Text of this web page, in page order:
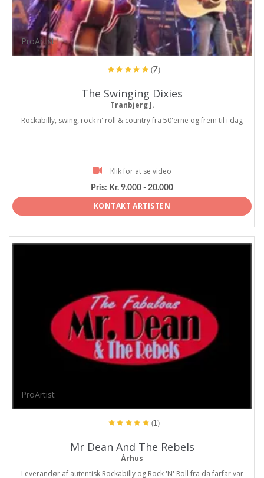
ProArtist
(7)
The Swinging Dixies
Tranbjerg J.
Rockabilly, swing, rock n' roll & country fra 50'erne og frem til i dag
Klik for at se video
Pris: Kr. 9.000 - 20.000
KONTAKT ARTISTEN
ProArtist
(1)
Mr Dean And The Rebels
Århus
Leverandør af autentisk Rockabilly og Rock 'N' Roll fra da farfar var